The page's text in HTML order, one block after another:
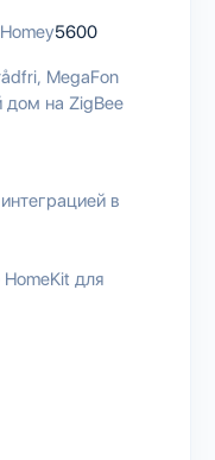
5600
MegaFon
дом на ZigBee
в
для